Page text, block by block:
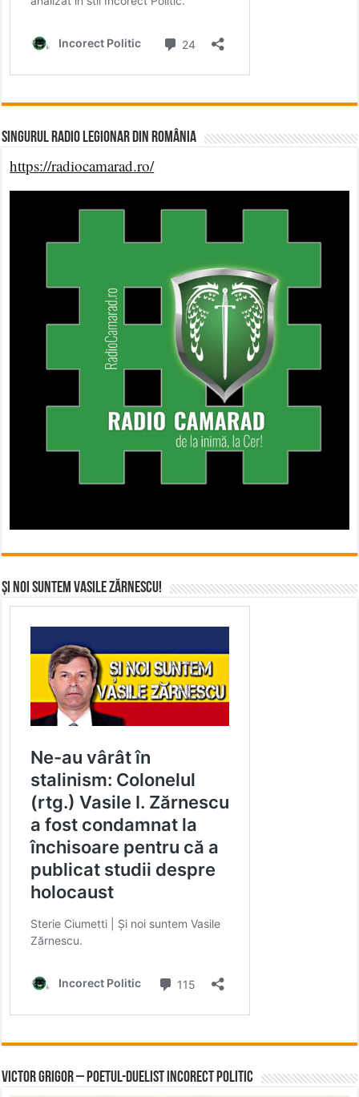
Singurul Radio Legionar din România
https://radiocamarad.ro/
Și noi suntem Vasile Zărnescu!
Victor Grigor – Poetul-Duelist Incorect Politic